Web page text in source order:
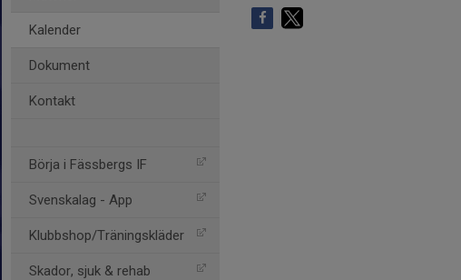
Kalender
Dokument
Kontakt
Börja i Fässbergs IF
Svenskalag - App
Klubbshop/Träningskläder
Skador, sjuk & rehab